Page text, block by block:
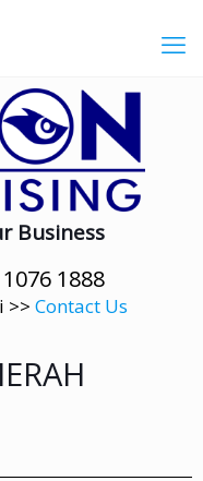
Business
1888
>> Contact Us